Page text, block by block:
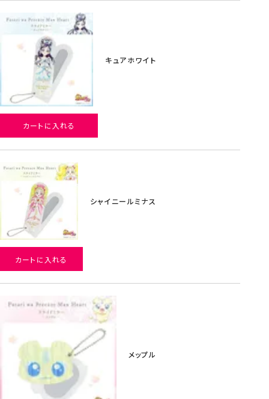
キュアホワイト
カートに入れる
シャイニールミナス
カートに入れる
メップル